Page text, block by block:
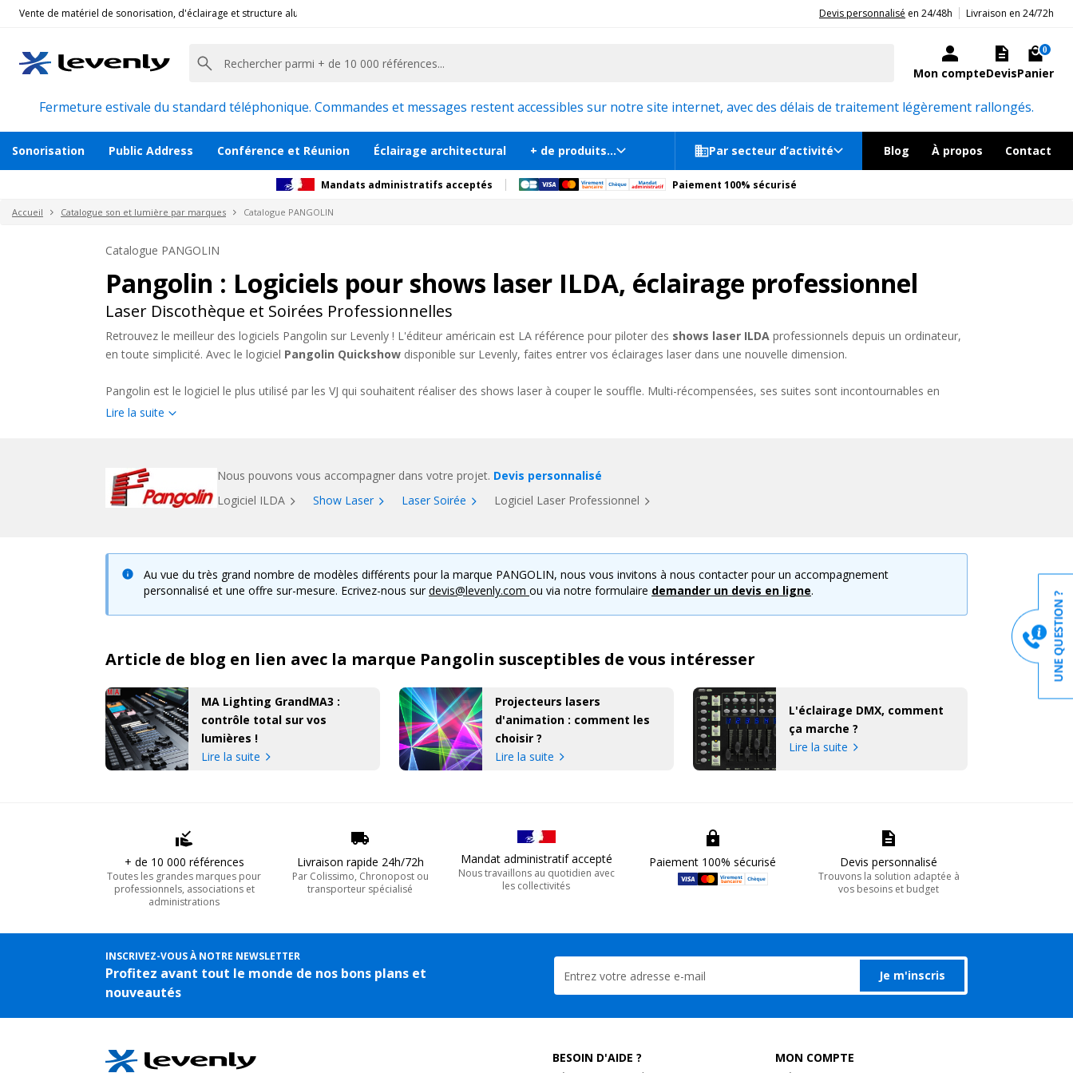
Vente de matériel de sonorisation, d'éclairage et structure alu pour l'évènementiel et la communication, stand exposition, scène, podium et estrade, etc. | 20ans d'expérience aux côtés des professionnels et acteurs publics.
Devis personnalisé en 24/48h Livraison en 24/72h
Mon compteDevisPanier
0
Fermeture estivale du standard téléphonique. Commandes et messages restent accessibles sur notre site internet, avec des délais de traitement légèrement rallongés.
Sonorisation Public Address Conférence et Réunion Éclairage architectural + de produits... Par secteur d’activité Blog À propos Contact
Mandats administratifs acceptés Paiement 100% sécurisé
Accueil Catalogue son et lumière par marques Catalogue PANGOLIN
Catalogue PANGOLIN
Pangolin : Logiciels pour shows laser ILDA, éclairage professionnel
Laser Discothèque et Soirées Professionnelles
Retrouvez le meilleur des logiciels Pangolin sur Levenly ! L'éditeur américain est LA référence pour piloter des shows laser ILDA professionnels depuis un ordinateur,
en toute simplicité. Avec le logiciel Pangolin Quickshow disponible sur Levenly, faites entrer vos éclairages laser dans une nouvelle dimension.
Pangolin est le logiciel le plus utilisé par les VJ qui souhaitent réaliser des shows laser à couper le souffle. Multi-récompensées, ses suites sont incontournables en
animation de soirée grâce à
Lire la suite
Nous pouvons vous accompagner dans votre projet. Devis personnalisé
Logiciel ILDA
Show Laser Laser Soirée Logiciel Laser Professionnel
Au vue du très grand nombre de modèles différents pour la marque PANGOLIN, nous vous invitons à nous contacter pour un accompagnement
personnalisé et une offre sur-mesure. Ecrivez-nous surdevis@levenly.com ou via notre formulaire demander un devis en ligne.
Article de blog en lien avec la marque Pangolin susceptibles de vous intéresser
MA Lighting GrandMA3 :
contrôle total sur vos
lumières !
Lire la suite
Projecteurs lasers
d'animation : comment les
choisir ?
Lire la suite
L'éclairage DMX, comment
ça marche ?
Lire la suite
+ de 10 000 références
Toutes les grandes marques pour
professionnels, associations et
administrations
Livraison rapide 24h/72h
Par Colissimo, Chronopost ou
transporteur spécialisé
Mandat administratif accepté
Nous travaillons au quotidien avec
les collectivités
Paiement 100% sécurisé Devis personnalisé
Trouvons la solution adaptée à
vos besoins et budget
INSCRIVEZ-VOUS À NOTRE NEWSLETTER
Profitez avant tout le monde de nos bons plans et
nouveautés
Je m'inscris
BESOIN D'AIDE ?
MON COMPTE